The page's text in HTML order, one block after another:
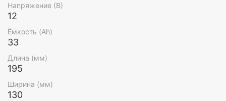
Напряжение (В)
12
Ёмкость (Ah)
33
Длина (мм)
195
Ширина (мм)
130